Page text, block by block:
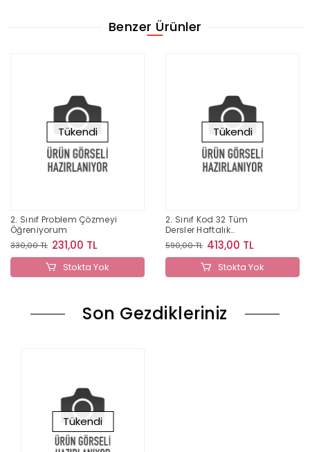
Benzer Ürünler
Tükendi
2. Sınıf Problem Çözmeyi
Öğreniyorum
330,00 TL 231,00 TL
Stokta Yok
Tükendi
2. Sınıf Kod 32 Tüm
Dersler Haftalık
Değerlendirme
590,00 TL 413,00 TL
Stokta Yok
Son Gezdikleriniz
Tükendi